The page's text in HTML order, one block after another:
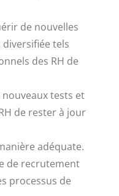
de nouvelles
tels
des RH de
tests et
de rester à jour
adéquate.
de recrutement
processus de